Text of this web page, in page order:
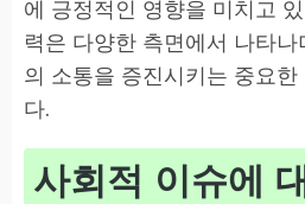
에 긍정적인 영향을 미치고
력은 다양한 측면에서 나타
의 소통을 증진시키는 중요
다.
사회적 이슈에